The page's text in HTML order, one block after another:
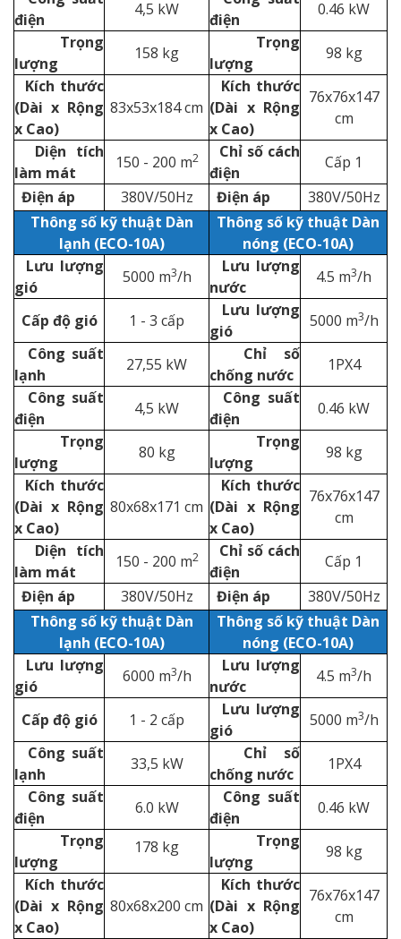
điện
4,5 kW
điện
0.46 kW
Trọng
lượng
158 kg
Trọng
lượng
98 kg
Kích thước
(Dài x Rộng
x Cao)
83x53x184 cm
Kích thước
(Dài x Rộng
x Cao)
76x76x147
cm
Diện tích
làm mát
150 - 200 m2
Chỉ số cách
điện
Cấp 1
Điện áp
380V/50Hz Điện áp
380V/50Hz
Thông số kỹ thuật Dàn
lạnh (ECO-10A)
Thông số kỹ thuật Dàn
nóng (ECO-10A)
Lưu lượng
gió
5000 m3/h
Lưu lượng
nước
4.5 m3/h
Cấp độ gió 1 - 3 cấp
Lưu lượng
gió
5000 m3/h
Công suất
lạnh
27,55 kW
Chỉ số
chống nước
1PX4
Công suất
điện
4,5 kW
Công suất
điện
0.46 kW
Trọng
lượng
80 kg
Trọng
lượng
98 kg
Kích thước
(Dài x Rộng
x Cao)
80x68x171 cm
Kích thước
(Dài x Rộng
x Cao)
76x76x147
cm
Diện tích
làm mát
150 - 200 m2
Chỉ số cách
điện
Cấp 1
Điện áp
380V/50Hz Điện áp
380V/50Hz
Thông số kỹ thuật Dàn
lạnh (ECO-10A)
Thông số kỹ thuật Dàn
nóng (ECO-10A)
Lưu lượng
gió
6000 m3/h
Lưu lượng
nước
4.5 m3/h
Cấp độ gió 1 - 2 cấp
Lưu lượng
gió
5000 m3/h
Công suất
lạnh
33,5 kW
Chỉ số
chống nước
1PX4
Công suất
điện
6.0 kW
Công suất
điện
0.46 kW
Trọng
lượng
178 kg
Trọng
lượng
98 kg
Kích thước
(Dài x Rộng
x Cao)
80x68x200 cm
Kích thước
(Dài x Rộng
x Cao)
76x76x147
cm